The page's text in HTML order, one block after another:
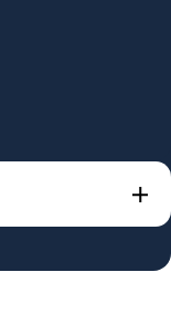
gibt es viele